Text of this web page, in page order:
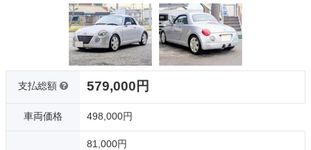
支払総額 579,000円
車両価格 498,000円
81,000円